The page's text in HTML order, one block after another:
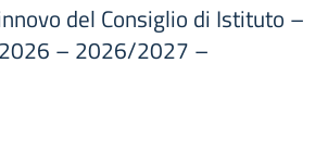
del Consiglio di Istituto –
– 2026/2027 –